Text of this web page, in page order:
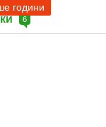
години
6